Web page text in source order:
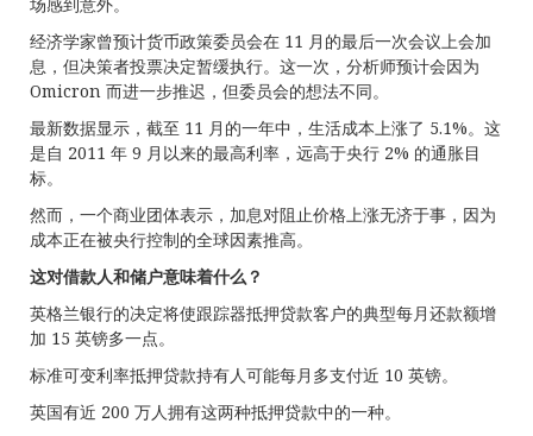
经济学家曾预计货币政策委员会在 11 月的最后一次会议上会加
息，但决策者投票决定暂缓执行。这一次，分析师预计会因为
Omicron 而进一步推迟，但委员会的想法不同。
最新数据显示，截至 11 月的一年中，生活成本上涨了 5.1%。这
是自 2011 年 9 月以来的最高利率，远高于央行 2% 的通胀目
标。
然而，一个商业团体表示，加息对阻止价格上涨无济于事，因为
成本正在被央行控制的全球因素推高。
这对借款人和储户意味着什么？
英格兰银行的决定将使跟踪器抵押贷款客户的典型每月还款额增
加 15 英镑多一点。
标准可变利率抵押贷款持有人可能每月多支付近 10 英镑。
英国有近 200 万人拥有这两种抵押贷款中的一种。